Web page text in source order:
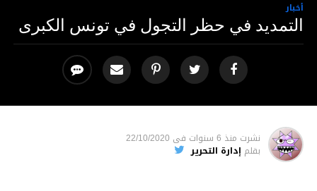
أخبار
التمديد في حظر التجول في تونس الكبرى
نشرت منذ 6 سنوات فى 22/10/2020
بقلم إدارة التحرير